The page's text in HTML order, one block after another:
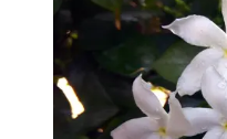
Bunga Melati (Foto: